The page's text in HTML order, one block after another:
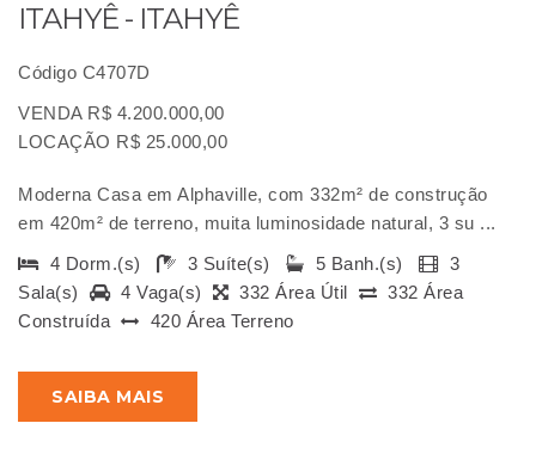
ITAHYÊ - ITAHYÊ
Código C4707D
VENDA R$ 4.200.000,00
LOCAÇÃO R$ 25.000,00
Moderna Casa em Alphaville, com 332m² de construção
em 420m² de terreno, muita luminosidade natural, 3 su ...
4 Dorm.(s)
3 Suíte(s) 5 Banh.(s)
3
Sala(s)
4 Vaga(s) 332 Área Útil
332 Área
Construída
420 Área Terreno
SAIBA MAIS